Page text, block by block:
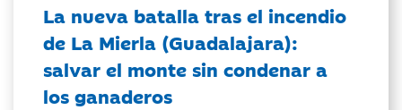
La nueva batalla tras el incendio
de La Mierla (Guadalajara):
salvar el monte sin condenar a
los ganaderos